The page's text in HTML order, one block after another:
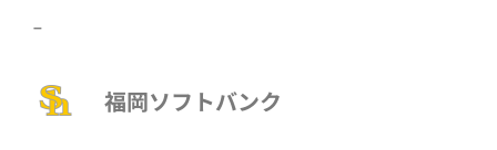
–
福岡ソフトバンク